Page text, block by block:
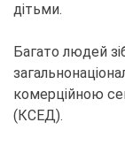
дітьми.
Багато людей
комерційною
(КСЕД).